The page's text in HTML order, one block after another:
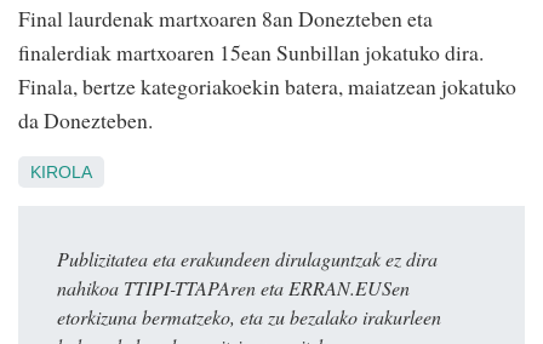
Final laurdenak martxoaren 8an Donezteben eta
finalerdiak martxoaren 15ean Sunbillan jokatuko dira.
Finala, bertze kategoriakoekin batera, maiatzean jokatuko
da Donezteben.
KIROLA
Publizitatea eta erakundeen dirulaguntzak ez dira
nahikoa TTIPI-TTAPAren eta ERRAN.EUSen
etorkizuna bermatzeko, eta zu bezalako irakurleen